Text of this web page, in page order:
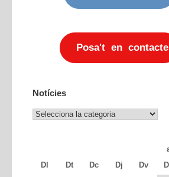
Posa't en contacte
Notícies
Notícies
Dl
Dt Dc Dj Dv